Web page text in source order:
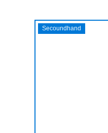
Secoundhand